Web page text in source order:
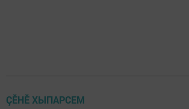
ÇӖНӖ ХЫПАРСЕМ